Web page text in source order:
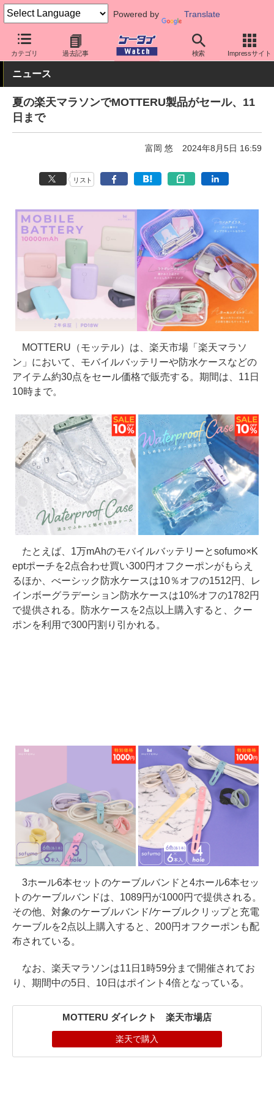
Powered by Translate
カテゴリ 過去記事 検索 Impressサイト
ケータイ Watch 周辺機器/アクセサリー
ニュース
夏の楽天マラソンでMOTTERU製品がセール、11
日まで
富岡 悠 2024年8月5日 16:59
リスト
MOTTERU（モッテル）は、楽天市場「楽天マラソ
ン」において、モバイルバッテリーや防水ケースなどの
アイテム約30点をセール価格で販売する。期間は、11日
10時まで。
たとえば、1万mAhのモバイルバッテリーとsofumo×K
eptポーチを2点合わせ買い300円オフクーポンがもらえ
るほか、べーシック防水ケースは10％オフの1512円、レ
インボーグラデーション防水ケースは10%オフの1782円
で提供される。防水ケースを2点以上購入すると、クー
ポンを利用で300円割り引かれる。
3ホール6本セットのケーブルバンドと4ホール6本セッ
トのケーブルバンドは、1089円が1000円で提供される。
その他、対象のケーブルバンド/ケーブルクリップと充電
ケーブルを2点以上購入すると、200円オフクーポンも配
布されている。
なお、楽天マラソンは11日1時59分まで開催されてお
り、期間中の5日、10日はポイント4倍となっている。
MOTTERU ダイレクト 楽天市場店
楽天で購入